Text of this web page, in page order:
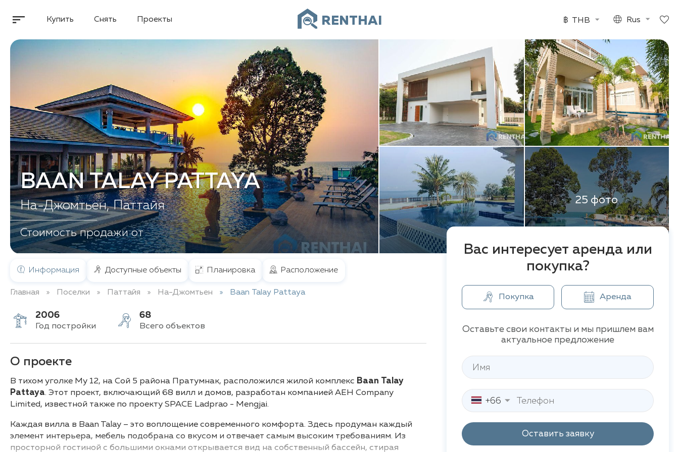
Купить Снять Проекты RENTHAI ฿ THB Rus
25 фото
BAAN TALAY PATTAYA
На-Джомтьен, Паттайя
Стоимость продажи от
Информация Доступные объекты Планировка Расположение
Главная Поселки Паттайя На-Джомтьен Baan Talay Pattaya
2006
Год постройки
68
Всего объектов
О проекте
В тихом уголке Му 12, на Сой 5 района Пратумнак, расположился жилой комплекс Baan Talay
Pattaya. Этот проект, включающий 68 вилл и домов, разработан компанией AEH Company
Limited, известной также по проекту SPACE Ladprao - Mengjai.
Каждая вилла в Baan Talay – это воплощение современного комфорта. Здесь продуман каждый
элемент интерьера, мебель подобрана со вкусом и отвечает самым высоким требованиям. Из
просторной гостиной с большими окнами открывается вид на собственный бассейн, стирая
Вас интересует аренда или
покупка?
Покупка Аренда
Оставьте свои контакты и мы пришлем вам
актуальное предложение
+66
Оставить заявку